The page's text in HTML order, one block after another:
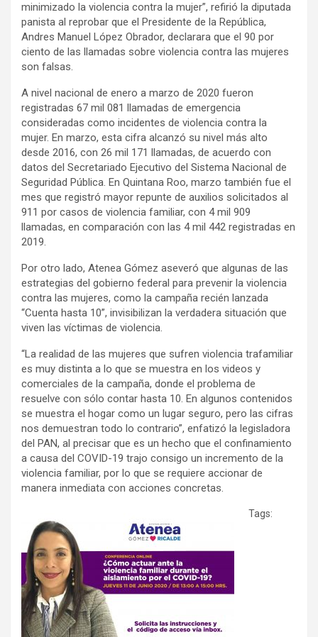
minimizado la violencia contra la mujer”, refirió la diputada
panista al reprobar que el Presidente de la República,
Andres Manuel López Obrador, declarara que el 90 por
ciento de las llamadas sobre violencia contra las mujeres
son falsas.
A nivel nacional de enero a marzo de 2020 fueron
registradas 67 mil 081 llamadas de emergencia
consideradas como incidentes de violencia contra la
mujer. En marzo, esta cifra alcanzó su nivel más alto
desde 2016, con 26 mil 171 llamadas, de acuerdo con
datos del Secretariado Ejecutivo del Sistema Nacional de
Seguridad Pública. En Quintana Roo, marzo también fue el
mes que registró mayor repunte de auxilios solicitados al
911 por casos de violencia familiar, con 4 mil 909
llamadas, en comparación con las 4 mil 442 registradas en
2019.
Por otro lado, Atenea Gómez aseveró que algunas de las
estrategias del gobierno federal para prevenir la violencia
contra las mujeres, como la campaña recién lanzada
“Cuenta hasta 10”, invisibilizan la verdadera situación que
viven las víctimas de violencia.
“La realidad de las mujeres que sufren violencia trafamiliar
es muy distinta a lo que se muestra en los videos y
comerciales de la campaña, donde el problema de
resuelve con sólo contar hasta 10. En algunos contenidos
se muestra el hogar como un lugar seguro, pero las cifras
nos demuestran todo lo contrario”, enfatizó la legisladora
del PAN, al precisar que es un hecho que el confinamiento
a causa del COVID-19 trajo consigo un incremento de la
violencia familiar, por lo que se requiere accionar de
manera inmediata con acciones concretas.
Tags: